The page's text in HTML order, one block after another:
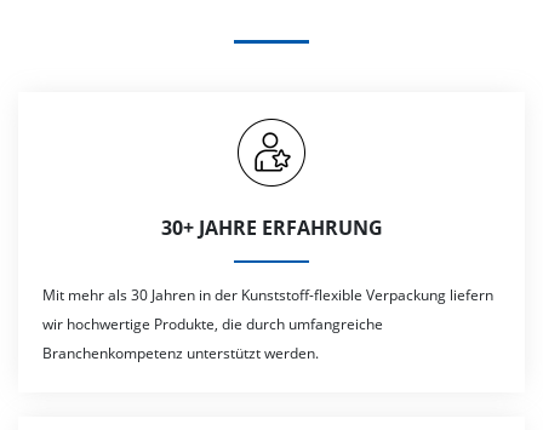
30+ JAHRE ERFAHRUNG
Mit mehr als 30 Jahren in der Kunststoff-flexible Verpackung liefern
wir hochwertige Produkte, die durch umfangreiche
Branchenkompetenz unterstützt werden.